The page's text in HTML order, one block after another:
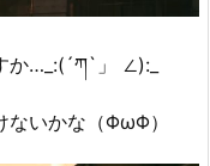
か…_:(´ཀ`」 ∠):_
ないかな（ΦωΦ）